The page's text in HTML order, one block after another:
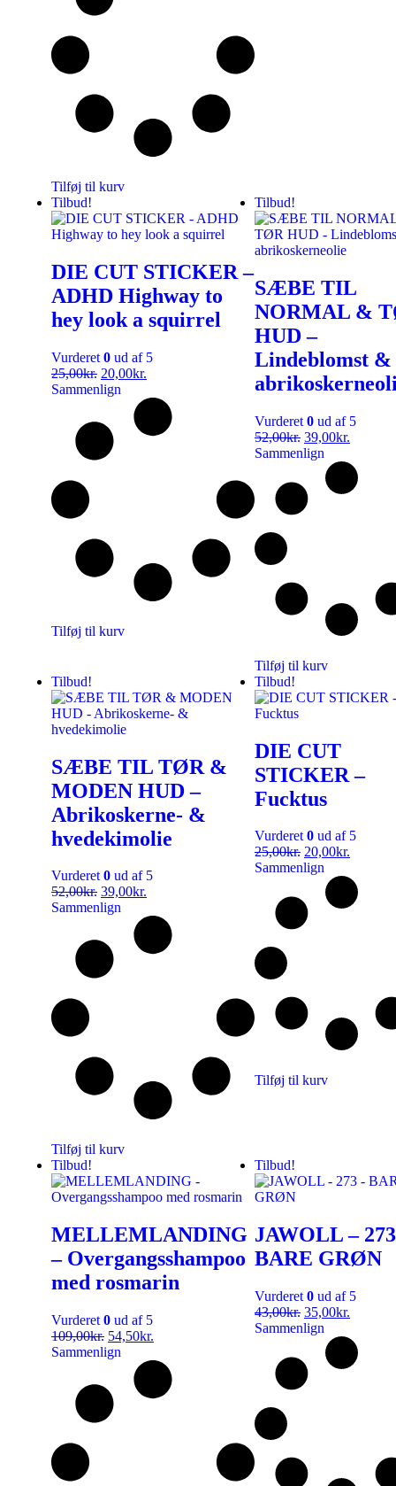
Tilføj til kurv
Tilbud!
DIE CUT STICKER –
ADHD Highway to
hey look a squirrel
Vurderet 0 ud af 5
25,00kr. 20,00kr.
Sammenlign
Tilføj til kurv
Tilbud!
SÆBE TIL
NORMAL &
HUD –
Lindeblomst &
Vurderet 0 ud af 5
52,00kr. 39,00kr.
Sammenlign
Tilføj til kurv
Tilbud!
SÆBE TIL TØR &
MODEN HUD –
Abrikoskerne- &
hvedekimolie
Vurderet0 ud af 5
52,00kr. 39,00kr.
Sammenlign
Tilføj til kurv
Tilbud!
DIE CUT
STICKER –
Fucktus
Vurderet0 ud af 5
25,00kr. 20,00kr.
Sammenlign
Tilføj til kurv
Tilbud!
MELLEMLANDING
– Overgangsshampoo
med rosmarin
Vurderet 0 ud af 5
109,00kr. 54,50kr.
Sammenlign
Tilbud!
JAWOLL –
BARE GRØN
Vurderet 0 ud af 5
43,00kr. 35,00kr.
Sammenlign